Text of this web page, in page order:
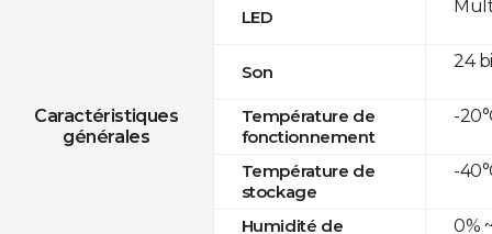
Caractéristiques
générales
LED
Son
Température de
fonctionnement
Température de
stockage
Humidité de
24
-
-
0%